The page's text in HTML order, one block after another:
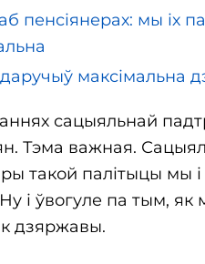
пенсіянерах: мы іх
максімальна
сацыяльнай
Тэма важная.
такой палітыцы мы і
і ўвогуле па тым,
дзяржавы.